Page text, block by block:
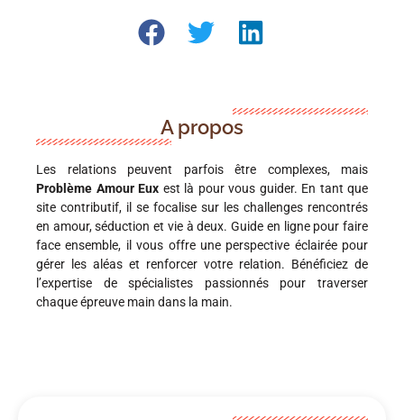
A propos
Les relations peuvent parfois être complexes, mais
Problème Amour Eux est là pour vous guider. En tant que
site contributif, il se focalise sur les challenges rencontrés
en amour, séduction et vie à deux. Guide en ligne pour faire
face ensemble, il vous offre une perspective éclairée pour
gérer les aléas et renforcer votre relation. Bénéficiez de
l’expertise de spécialistes passionnés pour traverser
chaque épreuve main dans la main.